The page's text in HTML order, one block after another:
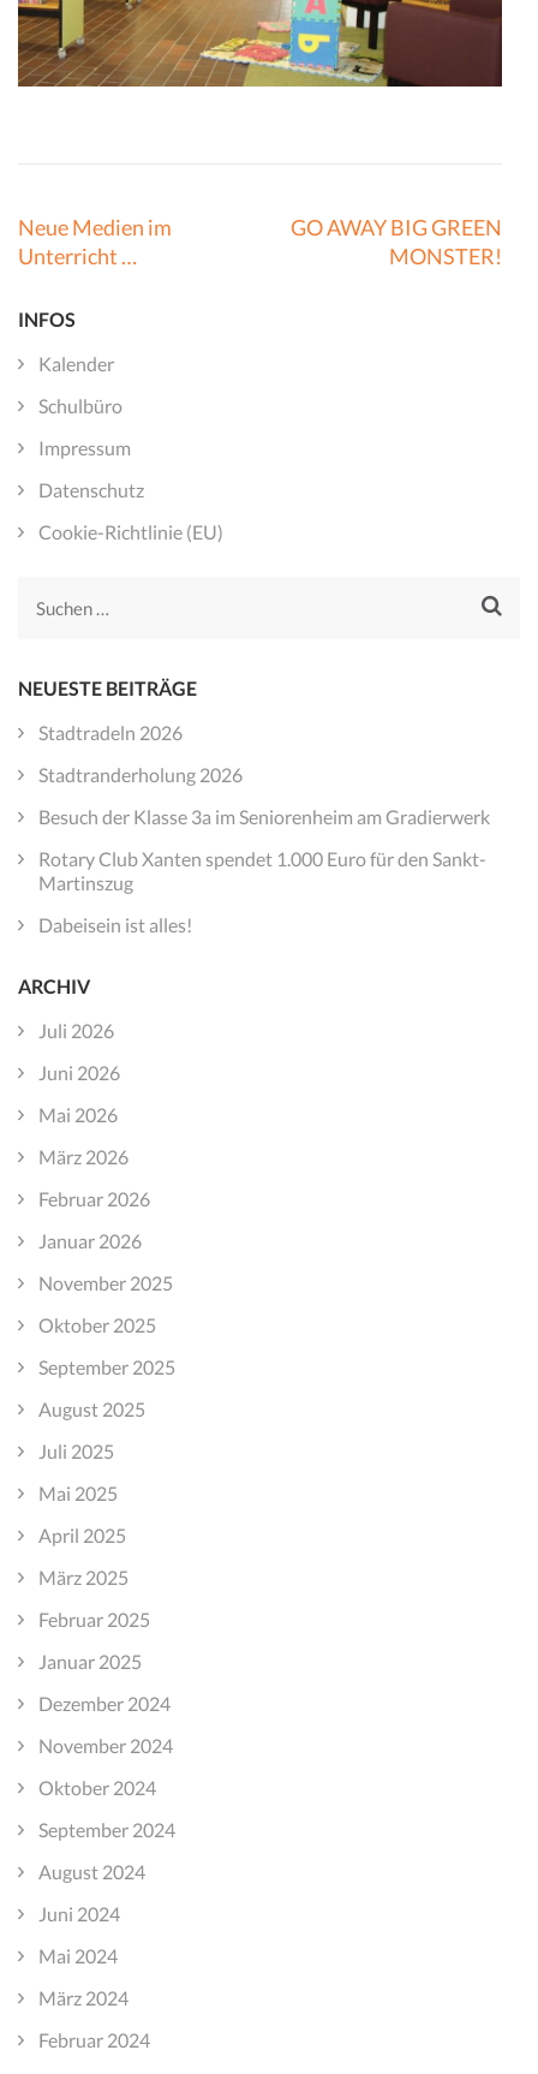
Beitragsnavigation
Neue Medien im
Unterricht …
GO AWAY BIG GREEN
MONSTER!
INFOS
Kalender
Schulbüro
Impressum
Datenschutz
Cookie-Richtlinie (EU)
Suchen
NEUESTE BEITRÄGE
Stadtradeln 2026
Stadtranderholung 2026
Besuch der Klasse 3a im Seniorenheim am Gradierwerk
Rotary Club Xanten spendet 1.000 Euro für den Sankt-
Martinszug
Dabeisein ist alles!
ARCHIV
Juli 2026
Juni 2026
Mai 2026
März 2026
Februar 2026
Januar 2026
November 2025
Oktober 2025
September 2025
August 2025
Juli 2025
Mai 2025
April 2025
März 2025
Februar 2025
Januar 2025
Dezember 2024
November 2024
Oktober 2024
September 2024
August 2024
Juni 2024
Mai 2024
März 2024
Februar 2024